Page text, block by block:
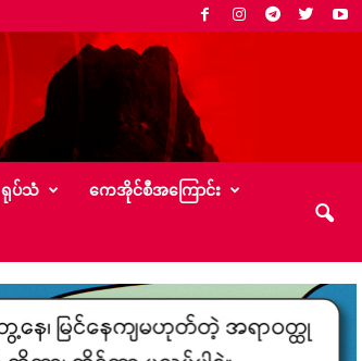
ရုပ်သံ ‌ကေအိုင်စီအ‌ကြောင်း